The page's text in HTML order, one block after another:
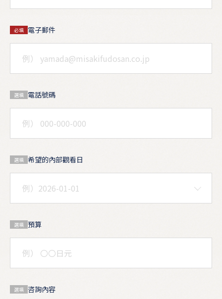
必填 電子郵件
選填 電話號碼
選填 希望的內部觀看日
選填 預算
選填 咨詢內容